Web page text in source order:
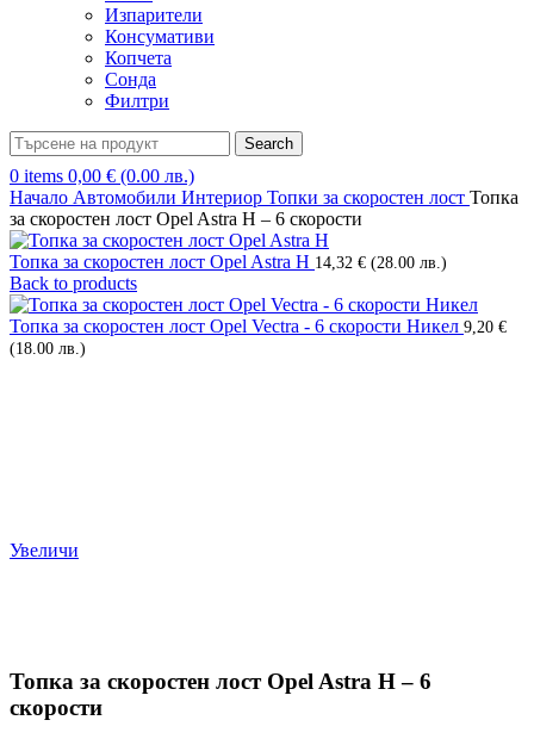
Изпарители
Консумативи
Копчета
Сонда
Филтри
Search
0 items 0,00 € (0.00 лв.)
Начало Автомобили Интериор Топки за скоростен лост Топка
за скоростен лост Opel Astra H – 6 скорости
Топка за скоростен лост Opel Astra H 14,32 € (28.00 лв.)
Back to products
Топка за скоростен лост Opel Vectra - 6 скорости Никел 9,20 €
(18.00 лв.)
Увеличи
Топка за скоростен лост Opel Astra H – 6
скорости